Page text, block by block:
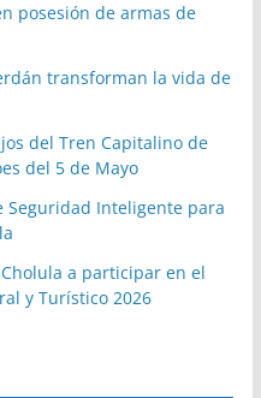
posesión de armas de
transforman la vida de
del Tren Capitalino de
del 5 de Mayo
Seguridad Inteligente para
a participar en el
y Turístico 2026